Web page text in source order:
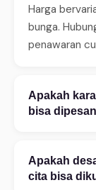
Harga
bunga.
penawaran
Apakah
bisa
Untuk same-
sebelum jam
Apakah
cita bisa